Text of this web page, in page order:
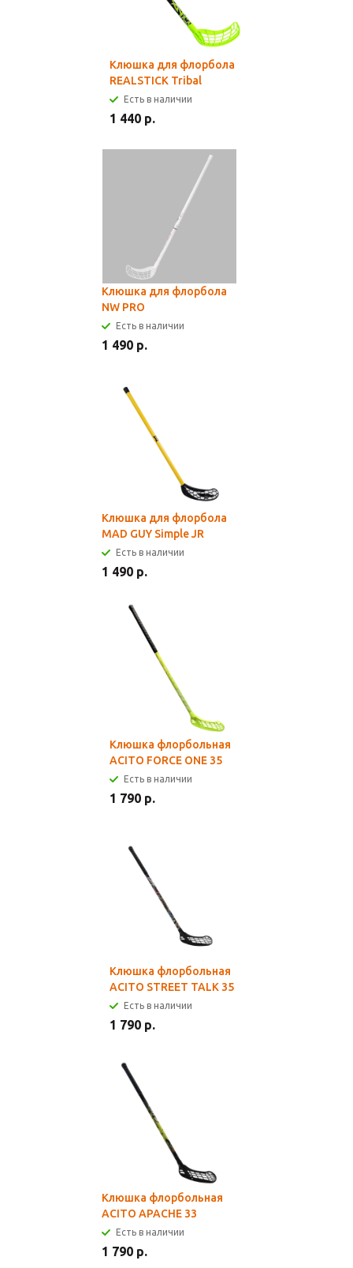
Клюшка для флорбола
REALSTICK Tribal
Есть в наличии
1 440 р.
Клюшка для флорбола
NW PRO
Есть в наличии
1 490 р.
Клюшка для флорбола
MAD GUY Simple JR
Есть в наличии
1 490 р.
Клюшка флорбольная
ACITO FORCE ONE 35
Есть в наличии
1 790 р.
Клюшка флорбольная
ACITO STREET TALK 35
Есть в наличии
1 790 р.
Клюшка флорбольная
ACITO APACHE 33
Есть в наличии
1 790 р.